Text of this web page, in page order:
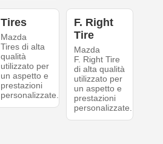
Tires
Mazda
Tires di alta
qualità
utilizzato per
un aspetto e
prestazioni
personalizzate.
F. Right
Tire
Mazda
F. Right Tire
di alta qualità
utilizzato per
un aspetto e
prestazioni
personalizzate.